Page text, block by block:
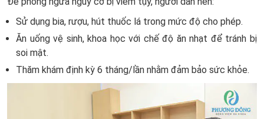
Sử dụng bia, rượu, hút thuốc lá trong mức độ cho phép.
Ăn uống vệ sinh, khoa học với chế độ ăn nhạt để tránh bị
soi mật.
Thăm khám định kỳ 6 tháng/lần nhằm đảm bảo sức khỏe.